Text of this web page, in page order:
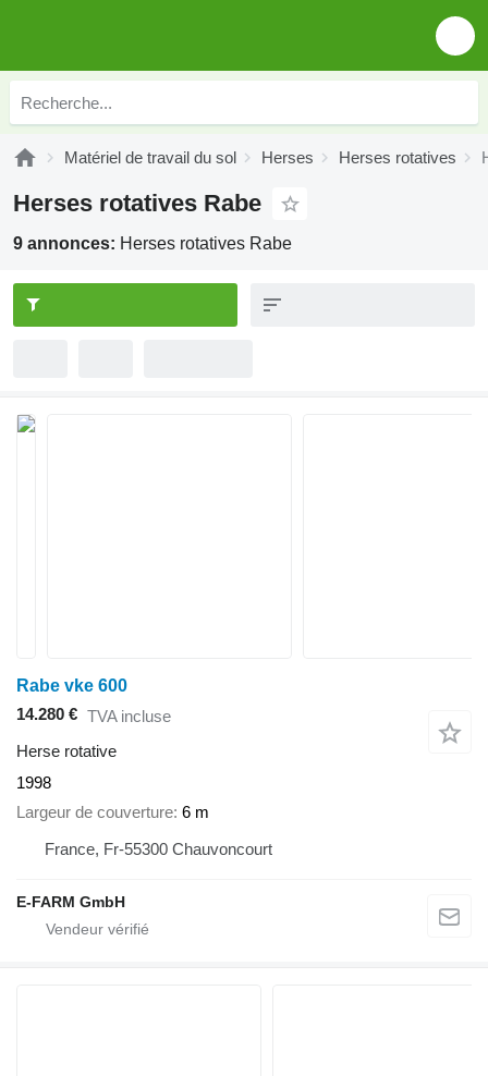
Matériel de travail du sol Herses Herses rotatives
Herses rotatives Rabe
9 annonces: Herses rotatives Rabe
Rabe vke 600
14.280 € TVA incluse
Herse rotative
1998
Largeur de couverture 6 m
France, Fr-55300 Chauvoncourt
E-FARM GmbH